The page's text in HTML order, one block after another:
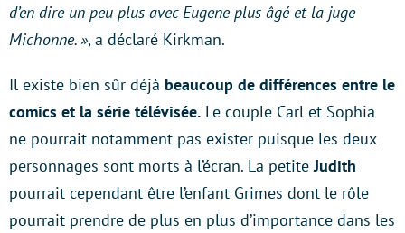
d’en dire un peu plus avec Eugene plus âgé et la juge
Michonne. », a déclaré Kirkman.
Il existe bien sûr déjà beaucoup de différences entre le
comics et la série télévisée. Le couple Carl et Sophia
ne pourrait notamment pas exister puisque les deux
personnages sont morts à l’écran. La petiteJudith
pourrait cependant être l’enfant Grimes dont le rôle
pourrait prendre de plus en plus d’importance dans les